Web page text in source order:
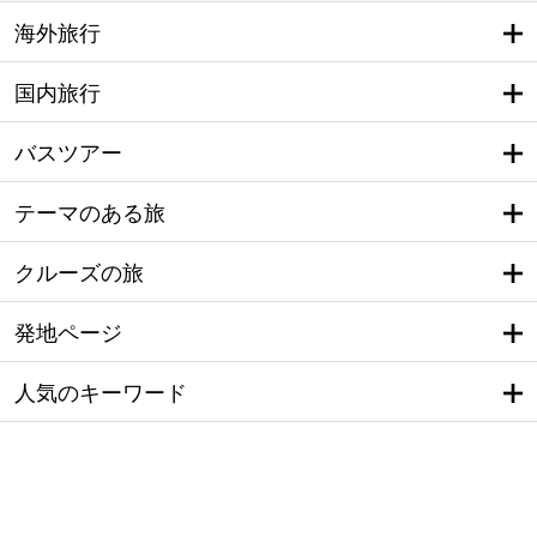
海外旅行
国内旅行
バスツアー
テーマのある旅
クルーズの旅
発地ページ
人気のキーワード